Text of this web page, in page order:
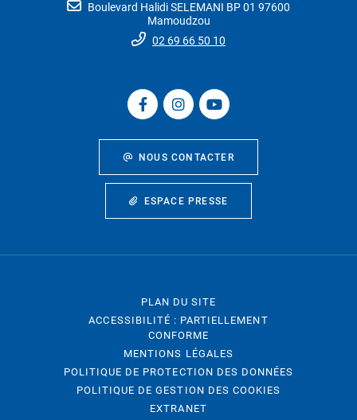
Boulevard Halidi SELEMANI BP 01 97600
Mamoudzou
02 69 66 50 10
NOUS CONTACTER
ESPACE PRESSE
PLAN DU SITE
ACCESSIBILITÉ : PARTIELLEMENT
CONFORME
MENTIONS LÉGALES
POLITIQUE DE PROTECTION DES DONNÉES
POLITIQUE DE GESTION DES COOKIES
EXTRANET